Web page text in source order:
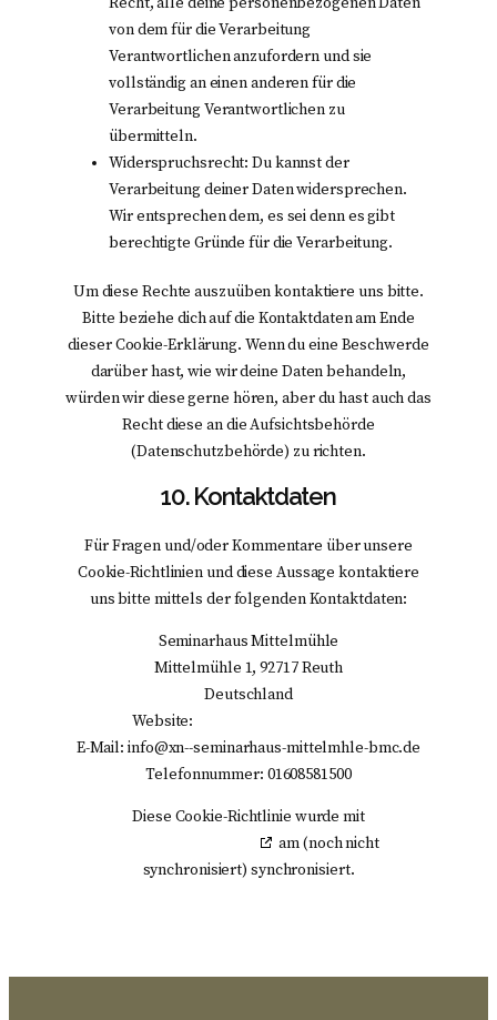
von dem für die Verarbeitung
Verantwortlichen anzufordern und sie
vollständig an einen anderen für die
Verarbeitung Verantwortlichen zu
übermitteln.
Widerspruchsrecht: Du kannst der
Verarbeitung deiner Daten widersprechen.
Wir entsprechen dem, es sei denn es gibt
berechtigte Gründe für die Verarbeitung.
Um diese Rechte auszuüben kontaktiere uns bitte.
Bitte beziehe dich auf die Kontaktdaten am Ende
dieser Cookie-Erklärung. Wenn du eine Beschwerde
darüber hast, wie wir deine Daten behandeln,
würden wir diese gerne hören, aber du hast auch das
Recht diese an die Aufsichtsbehörde
(Datenschutzbehörde) zu richten.
10. Kontaktdaten
Für Fragen und/oder Kommentare über unsere
Cookie-Richtlinien und diese Aussage kontaktiere
uns bitte mittels der folgenden Kontaktdaten:
Seminarhaus Mittelmühle
Mittelmühle 1, 92717 Reuth
Deutschland
Website:
E-Mail: info@xn--seminarhaus-mittelmhle-bmc.de
Telefonnummer: 01608581500
Diese Cookie-Richtlinie wurde mit
am (noch nicht
synchronisiert) synchronisiert.